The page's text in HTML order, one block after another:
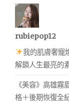
rubiepop12
我的肌膚奢寵
解鎖人生最亮的
《美容》高雄
格＋後期恢復全